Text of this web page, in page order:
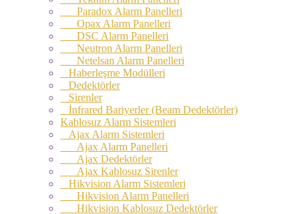
Paradox Alarm Panelleri
Opax Alarm Panelleri
DSC Alarm Panelleri
Neutron Alarm Panelleri
Netelsan Alarm Panelleri
Haberleşme Modülleri
Dedektörler
Sirenler
İnfrared Bariyerler (Beam Dedektörler)
Kablosuz Alarm Sistemleri
Ajax Alarm Sistemleri
Ajax Alarm Panelleri
Ajax Dedektörler
Ajax Kablosuz Sirenler
Hikvision Alarm Sistemleri
Hikvision Alarm Panelleri
Hikvision Kablosuz Dedektörler